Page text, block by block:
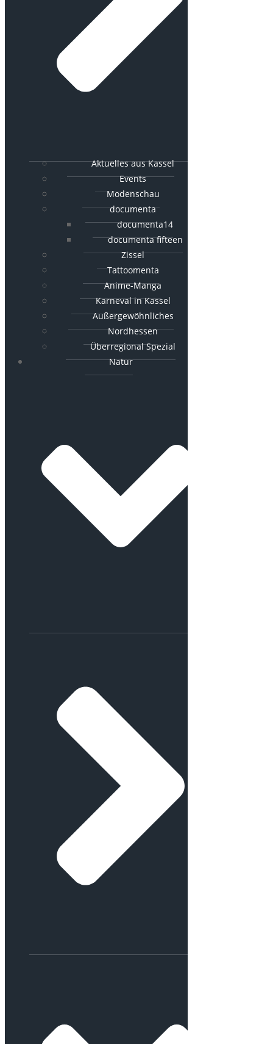
Aktuelles aus Kassel
Events
Modenschau
documenta
documenta14
documenta fifteen
Zissel
Tattoomenta
Anime-Manga
Karneval in Kassel
Außergewöhnliches
Nordhessen
Überregional Spezial
Natur